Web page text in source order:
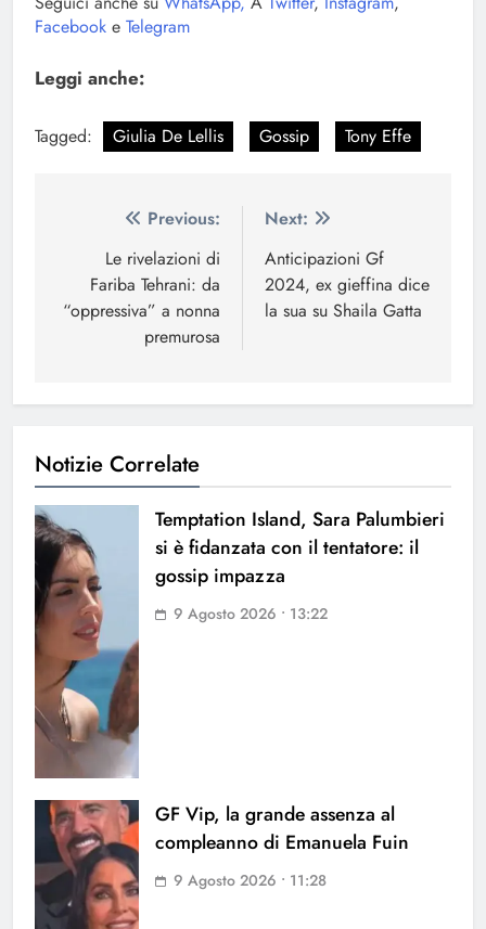
Facebook e Telegram
Leggi anche:
Tagged: Giulia De Lellis Gossip Tony Effe
Navigazione
articoli
Previous:
Le rivelazioni di
Fariba Tehrani: da
“oppressiva” a nonna
premurosa
Next:
Anticipazioni Gf
2024, ex gieffina dice
la sua su Shaila Gatta
Notizie Correlate
Temptation Island, Sara Palumbieri
si è fidanzata con il tentatore: il
gossip impazza
9 Agosto 2026 • 13:22
GF Vip, la grande assenza al
compleanno di Emanuela Fuin
9 Agosto 2026 • 11:28